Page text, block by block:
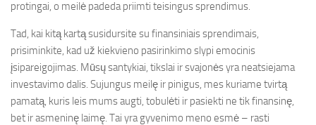
protingai, o meilė padeda priimti teisingus sprendimus.
Tad, kai kitą kartą susidursite su finansiniais sprendimais,
prisiminkite, kad už kiekvieno pasirinkimo slypi emocinis
įsipareigojimas. Mūsų santykiai, tikslai ir svajonės yra neatsiejama
investavimo dalis. Sujungus meilę ir pinigus, mes kuriame tvirtą
pamatą, kuris leis mums augti, tobulėti ir pasiekti ne tik finansinę,
bet ir asmeninę laimę. Tai yra gyvenimo meno esmė – rasti